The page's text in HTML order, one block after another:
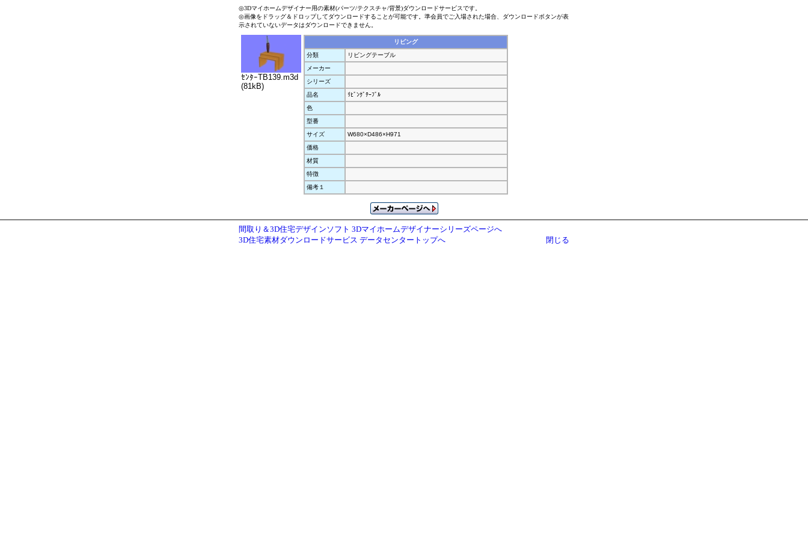
◎3Dマイホームデザイナー用の素材(パーツ/テクスチャ/背景)ダウンロードサービスです。
◎画像をドラッグ＆ドロップしてダウンロードすることが可能です。準会員でご入場された場合、ダウンロードボタンが表
示されていないデータはダウンロードできません。
ｾﾝﾀｰTB139.m3d
(81kB)
リビング
分類
リビングテーブル
メーカー
シリーズ
品名
ﾘﾋﾞﾝｸﾞﾃｰﾌﾞﾙ
色
型番
サイズ
W680×D486×H971
価格
材質
特徴
備考１
間取り＆3D住宅デザインソフト 3Dマイホームデザイナーシリーズページへ
3D住宅素材ダウンロードサービス データセンタートップへ
閉じる